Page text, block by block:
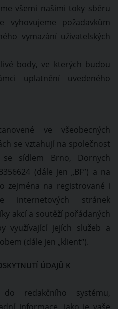
všemi našimi toky sběru
vyhovujeme požadavkům
vymazání uživatelských
body, ve kterých budou
uplatnění uvedeného
ve všeobecných
se vztahují na společnost
se sídlem Brno, Dornych
(dále jen „BF”) a na
na registrované i
internetových stránek
akcí a soutěží pořádaných
využívající jejích služeb a
(dále jen „klient“).
ÚDAJŮ K
redakčního systému,